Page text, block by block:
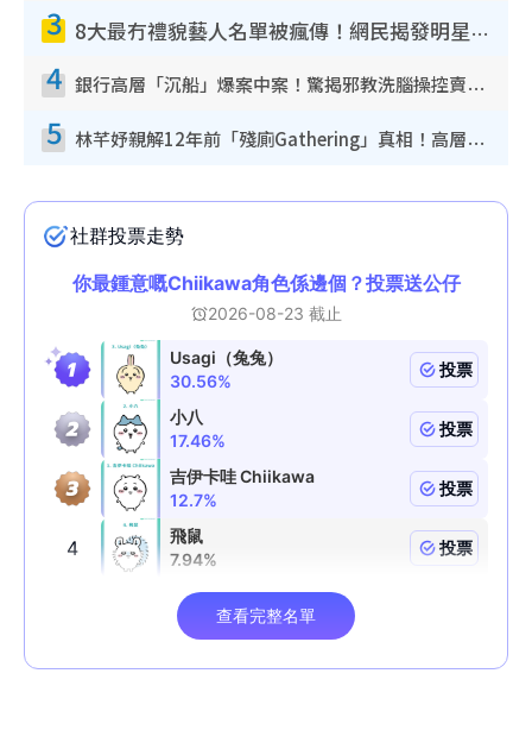
3 8大最冇禮貌藝人名單被瘋傳！網民揭發明星真面目 一致數臭呢位係無品天花板？
4 銀行高層「沉船」爆案中案！驚揭邪教洗腦操控賣淫被吞600萬 幕後黑手講多錯多
5 林芊妤親解12年前「殘廁Gathering」真相！高層解約一句話重創尊嚴至今拒返TVB